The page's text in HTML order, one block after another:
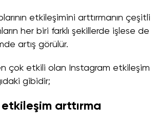
etkileşimini arttırmanın çeşitli
her biri farklı şekillerde işlese de
artış görülür.
çok etkili olan Instagram etkileşim
gibidir;
arttırma